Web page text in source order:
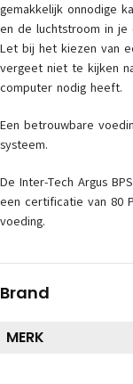
gemakkelijk onnodige
en de luchtstroom in
Let bij het kiezen van
vergeet niet te kijken
computer nodig heeft.
Een betrouwbare
systeem.
De Inter-Tech Argus
een certificatie van 80
voeding.
Brand
MERK